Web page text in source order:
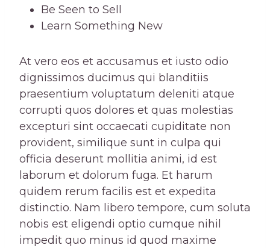
Be Seen to Sell
Learn Something New
At vero eos et accusamus et iusto odio
dignissimos ducimus qui blanditiis
praesentium voluptatum deleniti atque
corrupti quos dolores et quas molestias
excepturi sint occaecati cupiditate non
provident, similique sunt in culpa qui
officia deserunt mollitia animi, id est
laborum et dolorum fuga. Et harum
quidem rerum facilis est et expedita
distinctio. Nam libero tempore, cum soluta
nobis est eligendi optio cumque nihil
impedit quo minus id quod maxime